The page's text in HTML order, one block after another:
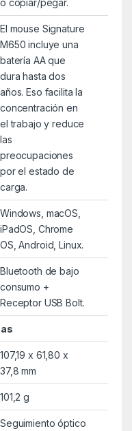
o copiar/pegar.
El mouse Signature
M650 incluye una
batería AA que
dura hasta dos
años. Eso facilita la
concentración en
el trabajo y reduce
las
preocupaciones
por el estado de
carga.
Windows, macOS,
iPadOS, Chrome
OS, Android, Linux.
Bluetooth de bajo
consumo +
Receptor USB Bolt.
107,19 x 61,80 x
37,8 mm
101,2 g
Seguimiento óptico